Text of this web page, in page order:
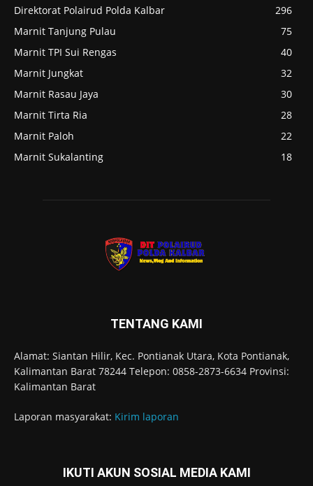
Direktorat Polairud Polda Kalbar
296
Marnit Tanjung Pulau
75
Marnit TPI Sui Rengas
40
Marnit Jungkat
32
Marnit Rasau Jaya
30
Marnit Tirta Ria
28
Marnit Paloh
22
Marnit Sukalanting
18
TENTANG KAMI
Alamat: Siantan Hilir, Kec. Pontianak Utara, Kota Pontianak,
Kalimantan Barat 78244 Telepon: 0858-2873-6634 Provinsi:
Kalimantan Barat
Laporan masyarakat: Kirim laporan
IKUTI AKUN SOSIAL MEDIA KAMI